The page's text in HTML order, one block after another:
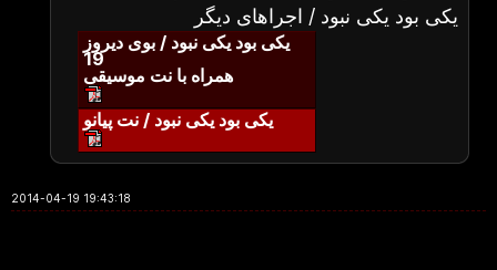
یکی بود یکی نبود / اجراهای دیگر
یکی بود یکی نبود / بوی دیروز
19
همراه با نت موسیقی
یکی بود یکی نبود / نت پیانو
2014-04-19 19:43:18